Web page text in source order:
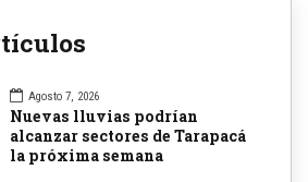
Agosto 7, 2026
Nuevas lluvias podrían
alcanzar sectores de Tarapacá
la próxima semana